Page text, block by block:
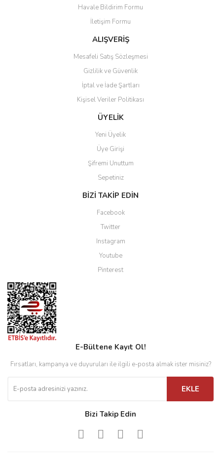
Havale Bildirim Formu
İletişim Formu
ALIŞVERİŞ
Mesafeli Satış Sözleşmesi
Gizlilik ve Güvenlik
İptal ve İade Şartları
Kişisel Veriler Politikası
ÜYELİK
Yeni Üyelik
Üye Girişi
Şifremi Unuttum
Sepetiniz
BİZİ TAKİP EDİN
Facebook
Twitter
Instagram
Youtube
Pinterest
E-Bültene Kayıt Ol!
Fırsatları, kampanya ve duyuruları ile ilgili e-posta almak ister misiniz?
EKLE
Bizi Takip Edin